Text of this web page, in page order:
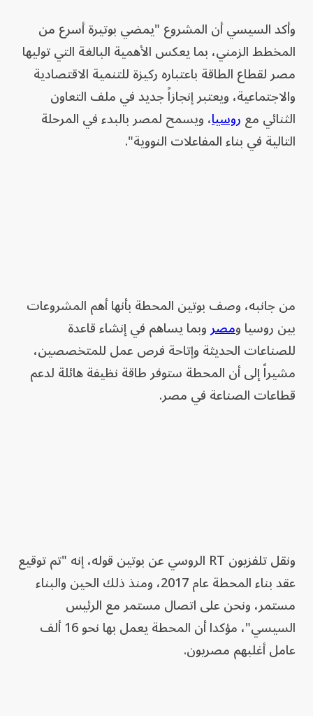
وأكد السيسي أن المشروع "يمضي بوتيرة أسرع من
المخطط الزمني، بما يعكس الأهمية البالغة التي توليها
مصر لقطاع الطاقة باعتباره ركيزة للتنمية الاقتصادية
والاجتماعية، ويعتبر إنجازاً جديد في ملف التعاون
الثنائي معروسيا، ويسمح لمصر بالبدء في المرحلة
التالية في بناء المفاعلات النووية".
من جانبه، وصف بوتين المحطة بأنها أهم المشروعات
بين روسيا ومصروبما يساهم في إنشاء قاعدة
للصناعات الحديثة وإتاحة فرص عمل للمتخصصين،
مشيراً إلى أن المحطة ستوفر طاقة نظيفة هائلة لدعم
قطاعات الصناعة في مصر.
ونقل تلفزيون RT الروسي عن بوتين قوله، إنه "تم توقيع
عقد بناء المحطة عام 2017، ومنذ ذلك الحين والبناء
مستمر، ونحن على اتصال مستمر مع الرئيس
السيسي"، مؤكدا أن المحطة يعمل بها نحو 16 ألف
عامل أغلبهم مصريون.